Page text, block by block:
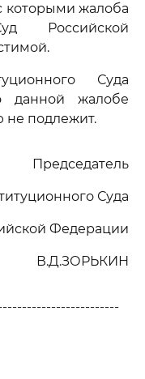
которыми жалоба
Российской
Суда
данной жалобе
не подлежит.
Председатель
Суда
Федерации
В.Д.ЗОРЬКИН